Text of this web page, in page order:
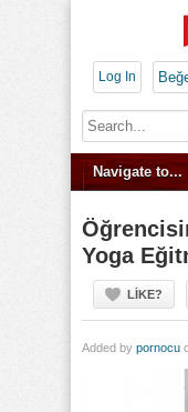
Log In
Yoga
LIKE?
Added by pornocu